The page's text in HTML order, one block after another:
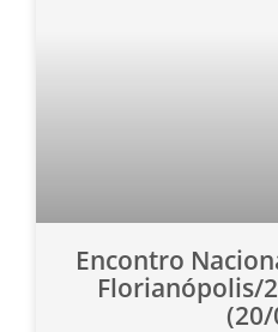
Encontro
Florianópolis/